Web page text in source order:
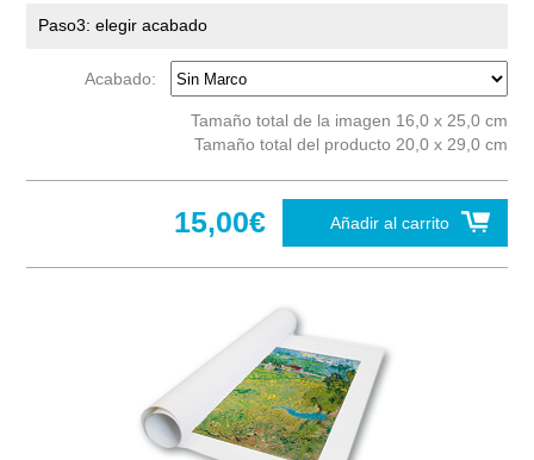
Paso3: elegir acabado
Acabado:
Tamaño total de la imagen 16,0 x 25,0 cm
Tamaño total del producto 20,0 x 29,0 cm
Añadir al carrito
15,00€